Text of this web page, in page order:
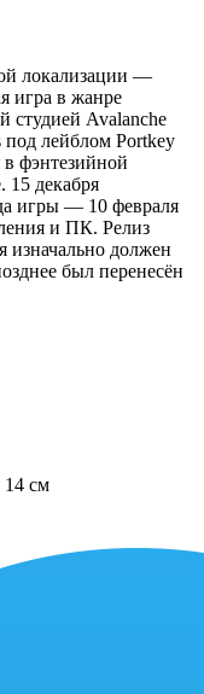
локализации —
игра в жанре
студией Avalanche
под лейблом Portkey
в фэнтезийной
15 декабря
игры — 10 февраля
и ПК. Релиз
изначально должен
был перенесён
14 см